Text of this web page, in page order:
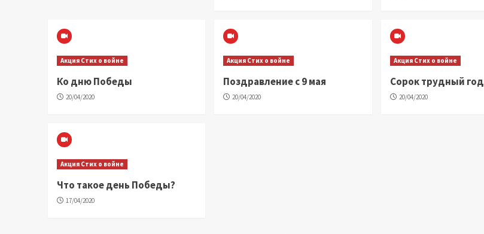
Акция Стих о войне
Ко дню Победы
20/04/2020
Акция Стих о войне
Поздравление с 9 мая
20/04/2020
Акция Стих о войне
Сорок трудный год
20/04/2020
Акция Стих о войне
Что такое день Победы?
17/04/2020